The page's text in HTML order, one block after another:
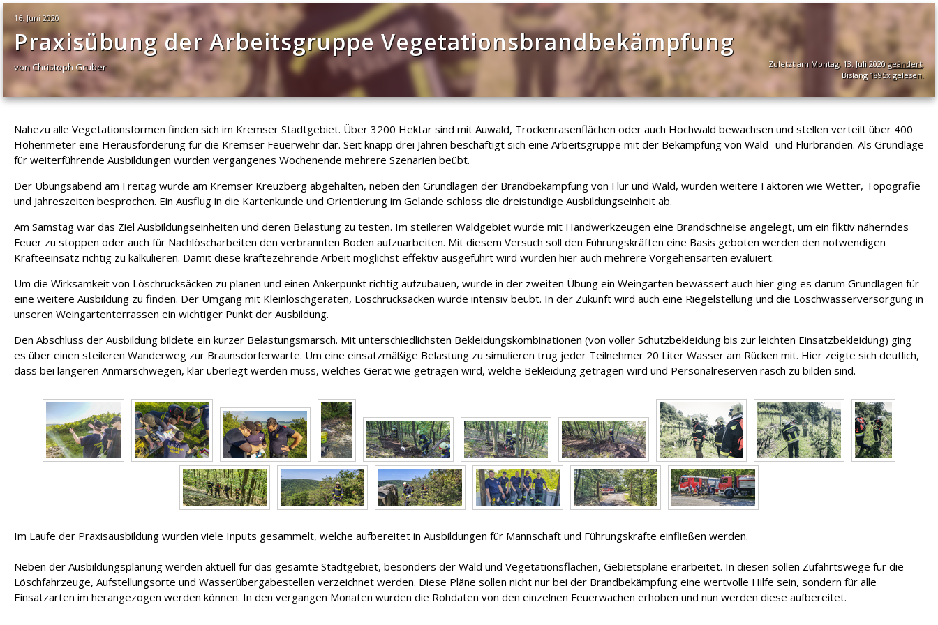
16. Juni 2020
Praxisübung der Arbeitsgruppe Vegetationsbrandbekämpfung
von Christoph Gruber Zuletzt am Montag, 13. Juli 2020 geändert.
Bislang 1895x gelesen.
Nahezu alle Vegetationsformen finden sich im Kremser Stadtgebiet. Über 3200 Hektar sind mit Auwald, Trockenrasenflächen oder auch Hochwald bewachsen und stellen verteilt über 400
Höhenmeter eine Herausforderung für die Kremser Feuerwehr dar. Seit knapp drei Jahren beschäftigt sich eine Arbeitsgruppe mit der Bekämpfung von Wald- und Flurbränden. Als Grundlage
für weiterführende Ausbildungen wurden vergangenes Wochenende mehrere Szenarien beübt.
Der Übungsabend am Freitag wurde am Kremser Kreuzberg abgehalten, neben den Grundlagen der Brandbekämpfung von Flur und Wald, wurden weitere Faktoren wie Wetter, Topografie
und Jahreszeiten besprochen. Ein Ausflug in die Kartenkunde und Orientierung im Gelände schloss die dreistündige Ausbildungseinheit ab.
Am Samstag war das Ziel Ausbildungseinheiten und deren Belastung zu testen. Im steileren Waldgebiet wurde mit Handwerkzeugen eine Brandschneise angelegt, um ein fiktiv näherndes
Feuer zu stoppen oder auch für Nachlöscharbeiten den verbrannten Boden aufzuarbeiten. Mit diesem Versuch soll den Führungskräften eine Basis geboten werden den notwendigen
Kräfteeinsatz richtig zu kalkulieren. Damit diese kräftezehrende Arbeit möglichst effektiv ausgeführt wird wurden hier auch mehrere Vorgehensarten evaluiert.
Um die Wirksamkeit von Löschrucksäcken zu planen und einen Ankerpunkt richtig aufzubauen, wurde in der zweiten Übung ein Weingarten bewässert auch hier ging es darum Grundlagen für
eine weitere Ausbildung zu finden. Der Umgang mit Kleinlöschgeräten, Löschrucksäcken wurde intensiv beübt. In der Zukunft wird auch eine Riegelstellung und die Löschwasserversorgung in
unseren Weingartenterrassen ein wichtiger Punkt der Ausbildung.
Den Abschluss der Ausbildung bildete ein kurzer Belastungsmarsch. Mit unterschiedlichsten Bekleidungskombinationen (von voller Schutzbekleidung bis zur leichten Einsatzbekleidung) ging
es über einen steileren Wanderweg zur Braunsdorferwarte. Um eine einsatzmäßige Belastung zu simulieren trug jeder Teilnehmer 20 Liter Wasser am Rücken mit. Hier zeigte sich deutlich,
dass bei längeren Anmarschwegen, klar überlegt werden muss, welches Gerät wie getragen wird, welche Bekleidung getragen wird und Personalreserven rasch zu bilden sind.
Im Laufe der Praxisausbildung wurden viele Inputs gesammelt, welche aufbereitet in Ausbildungen für Mannschaft und Führungskräfte einfließen werden.
Neben der Ausbildungsplanung werden aktuell für das gesamte Stadtgebiet, besonders der Wald und Vegetationsflächen, Gebietspläne erarbeitet. In diesen sollen Zufahrtswege für die
Löschfahrzeuge, Aufstellungsorte und Wasserübergabestellen verzeichnet werden. Diese Pläne sollen nicht nur bei der Brandbekämpfung eine wertvolle Hilfe sein, sondern für alle
Einsatzarten im herangezogen werden können. In den vergangen Monaten wurden die Rohdaten von den einzelnen Feuerwachen erhoben und nun werden diese aufbereitet.